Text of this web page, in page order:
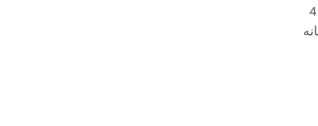
زنانه چگونه کار می‌کند؟ + 4